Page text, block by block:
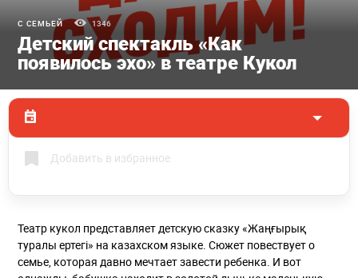
С СЕМЬЕЙ 1346
Детский спектакль «Как
появилось эхо» в театре Кукол
Добавить в избранное
Театр кукол представляет детскую сказку «Жаңғырық
туралы ертегі» на казахском языке. Сюжет повествует о
семье, которая давно мечтает завести ребенка. И вот